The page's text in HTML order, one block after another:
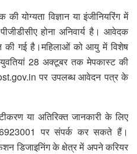
योग्यता विज्ञान या इंजीनियरिंग में
होना अनिवार्य है। आवेदक
की गई है।महिलाओं को आयु में विशेष
28 अक्टूबर तक मेपकास्ट की
पर उपलब्ध आवेदन पत्र के
या अतिरिक्त जानकारी के लिए
पर संपर्क कर सकते हैं।
डिजाइनिंग के क्षेत्र में अपने करियर